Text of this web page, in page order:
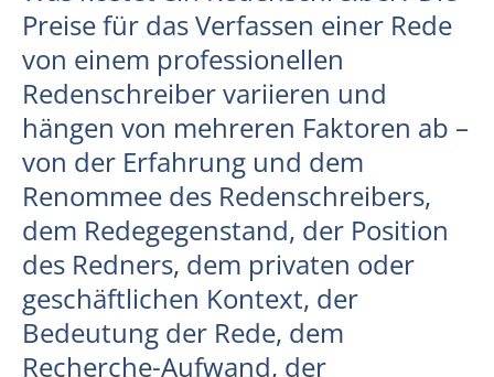
Preise für das Verfassen einer Rede
von einem professionellen
Redenschreiber variieren und
hängen von mehreren Faktoren ab –
von der Erfahrung und dem
Renommee des Redenschreibers,
dem Redegegenstand, der Position
des Redners, dem privaten oder
geschäftlichen Kontext, der
Bedeutung der Rede, dem
Recherche-Aufwand, der